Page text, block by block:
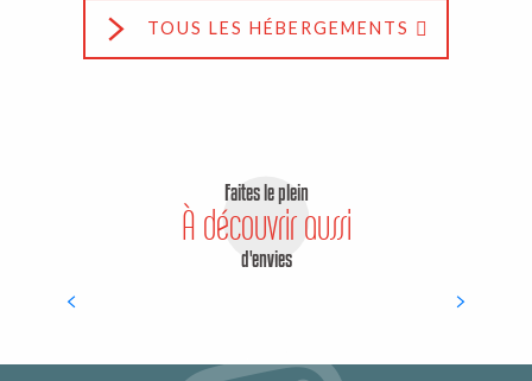
TOUS LES HÉBERGEMENTS
Faites le plein
À découvrir aussi
d'envies